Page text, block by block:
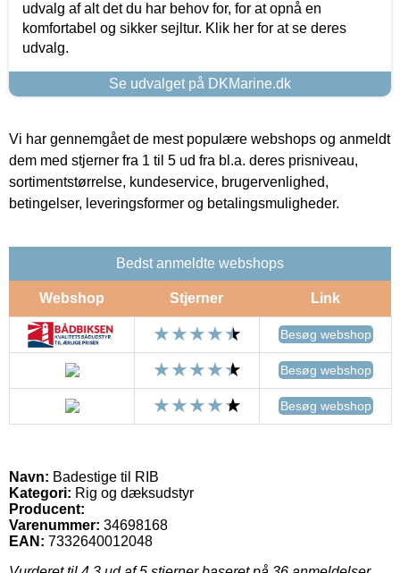
udvalg af alt det du har behov for, for at opnå en
komfortabel og sikker sejltur. Klik her for at se deres
udvalg.
Se udvalget på DKMarine.dk
Vi har gennemgået de mest populære webshops og anmeldt
dem med stjerner fra 1 til 5 ud fra bl.a. deres prisniveau,
sortimentstørrelse, kundeservice, brugervenlighed,
betingelser, leveringsformer og betalingsmuligheder.
Bedst anmeldte webshops
Webshop Stjerner Link
Besøg webshop
Besøg webshop
Besøg webshop
Navn: Badestige til RIB
Kategori: Rig og dæksudstyr
Producent:
Varenummer: 34698168
EAN: 7332640012048